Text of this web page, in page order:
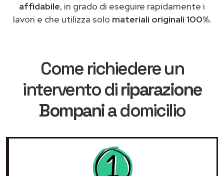
affidabile, in grado di eseguire rapidamente i
lavori e che utilizza solo materiali originali 100%.
Come richiedere un
intervento diriparazione
Bompania domicilio